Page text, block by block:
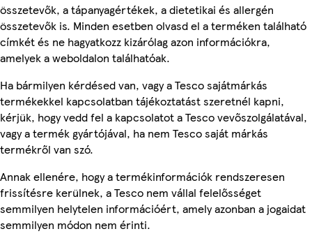
összetevők, a tápanyagértékek, a dietetikai és allergén
összetevők is. Minden esetben olvasd el a terméken található
címkét és ne hagyatkozz kizárólag azon információkra,
amelyek a weboldalon találhatóak.
Ha bármilyen kérdésed van, vagy a Tesco sajátmárkás
termékekkel kapcsolatban tájékoztatást szeretnél kapni,
kérjük, hogy vedd fel a kapcsolatot a Tesco vevőszolgálatával,
vagy a termék gyártójával, ha nem Tesco saját márkás
termékről van szó.
Annak ellenére, hogy a termékinformációk rendszeresen
frissítésre kerülnek, a Tesco nem vállal felelősséget
semmilyen helytelen információért, amely azonban a jogaidat
semmilyen módon nem érinti.